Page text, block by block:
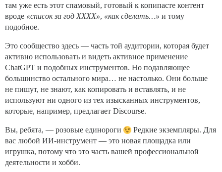
там уже есть этот спамовый, готовый к копипасте контент
вроде «список за год XXXX», «как сделать…» и тому
подобное.
Это сообщество здесь — часть той аудитории, которая будет
активно использовать и видеть активное применение
ChatGPT и подобных инструментов. Но подавляющее
большинство остального мира… не настолько. Они больше
не пишут, не знают, как копировать и вставлять, и не
используют ни одного из тех изысканных инструментов,
которые, например, предлагает Discourse.
Вы, ребята, — розовые единороги
Редкие экземпляры. Для
вас любой ИИ-инструмент — это новая площадка или
игрушка, потому что это часть вашей профессиональной
деятельности и хобби.